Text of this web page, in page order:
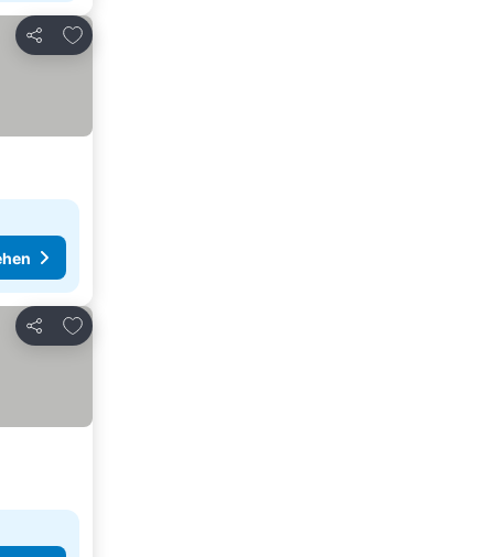
Teilen
Zu Favoriten hinzufügen
Teilen
Zu Favoriten hinzufügen